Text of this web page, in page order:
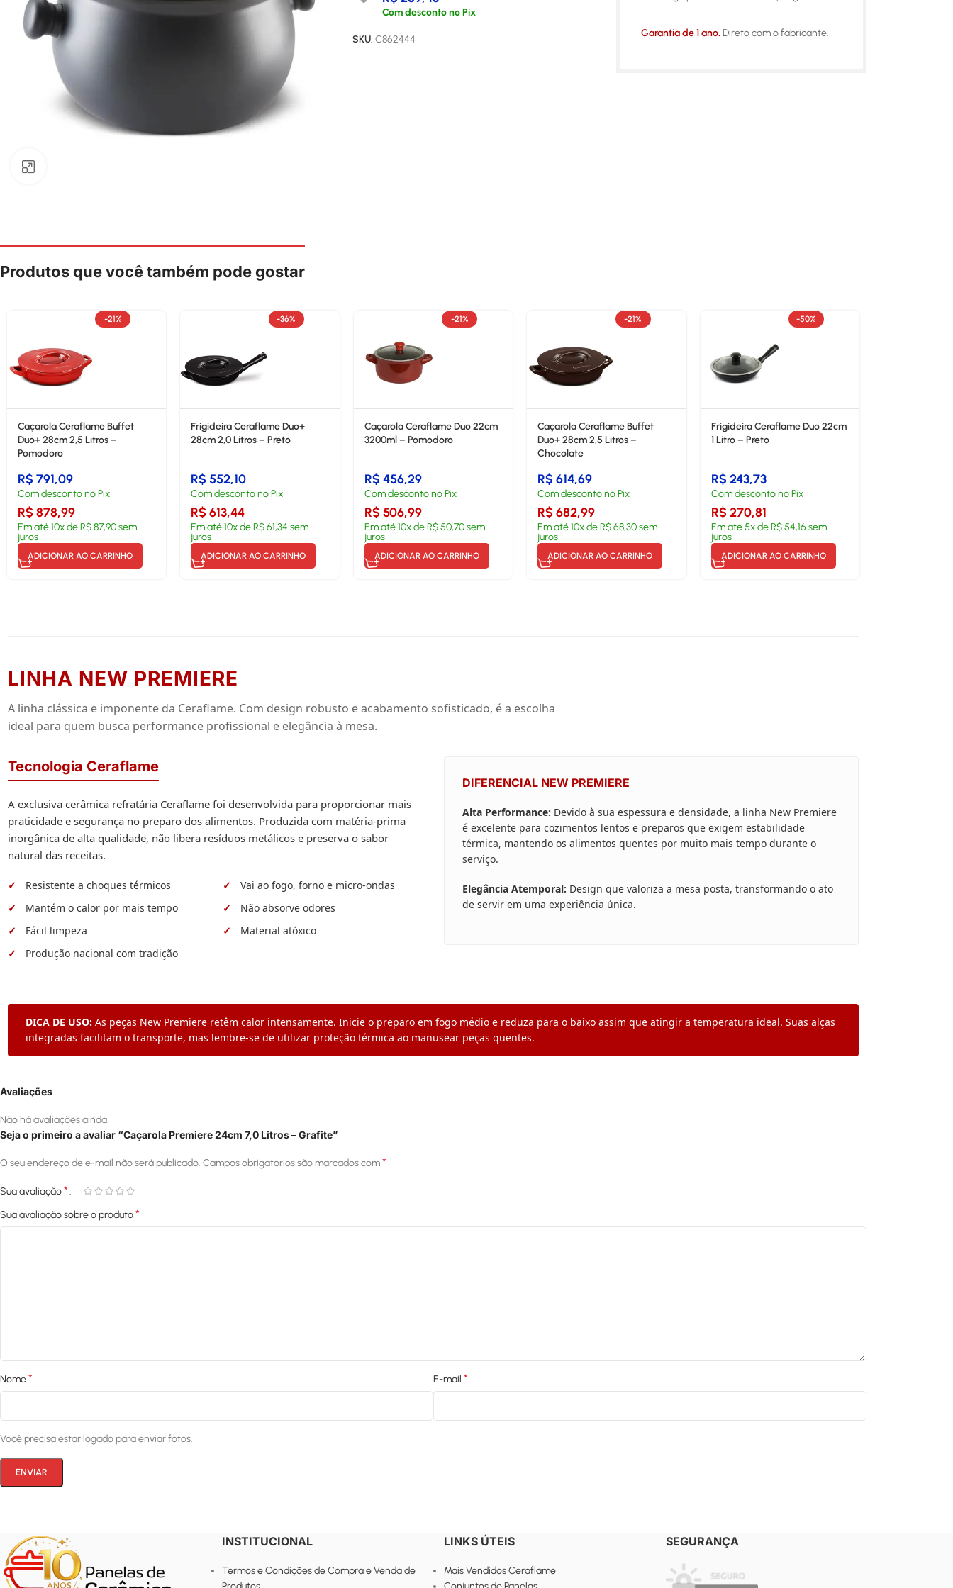
Com desconto no Pix
SKU: C862444
Garantia de 1 ano. Direto com o fabricante.
Produtos que você também pode gostar
-21%
Caçarola Ceraflame Buffet
Duo+ 28cm 2,5 Litros –
Pomodoro
R$791,09
Com desconto no Pix
R$878,99
Em até10x deR$87,90sem
juros
ADICIONAR AO CARRINHO
-36%
Frigideira Ceraflame Duo+
28cm 2,0 Litros – Preto
R$552,10
Com desconto no Pix
R$613,44
Em até10x deR$61,34 sem
juros
ADICIONAR AO CARRINHO
-21%
Caçarola Ceraflame Duo 22cm
3200ml – Pomodoro
R$456,29
Com desconto no Pix
R$506,99
Em até10x deR$50,70sem
juros
ADICIONAR AO CARRINHO
-21%
Caçarola Ceraflame Buffet
Duo+ 28cm 2,5 Litros –
Chocolate
R$614,69
Com desconto no Pix
R$682,99
Em até10x deR$68,30sem
juros
ADICIONAR AO CARRINHO
-50%
Frigideira Ceraflame Duo 22cm
1 Litro – Preto
R$243,73
Com desconto no Pix
R$270,81
Em até5x deR$54,16 sem
juros
ADICIONAR AO CARRINHO
LINHA NEW PREMIERE
A linha clássica e imponente da Ceraflame. Com design robusto e acabamento sofisticado, é a escolha
ideal para quem busca performance profissional e elegância à mesa.
Tecnologia Ceraflame
A exclusiva cerâmica refratária Ceraflame foi desenvolvida para proporcionar mais
praticidade e segurança no preparo dos alimentos. Produzida com matéria-prima
inorgânica de alta qualidade, não libera resíduos metálicos e preserva o sabor
natural das receitas.
Resistente a choques térmicos
Vai ao fogo, forno e micro-ondas
Mantém o calor por mais tempo
Não absorve odores
Fácil limpeza
Material atóxico
Produção nacional com tradição
DIFERENCIAL NEW PREMIERE
Alta Performance: Devido à sua espessura e densidade, a linha New Premiere
é excelente para cozimentos lentos e preparos que exigem estabilidade
térmica, mantendo os alimentos quentes por muito mais tempo durante o
serviço.
Elegância Atemporal: Design que valoriza a mesa posta, transformando o ato
de servir em uma experiência única.
DICA DE USO: As peças New Premiere retêm calor intensamente. Inicie o preparo em fogo médio e reduza para o baixo assim que atingir a temperatura ideal. Suas alças
integradas facilitam o transporte, mas lembre-se de utilizar proteção térmica ao manusear peças quentes.
Avaliações
Não há avaliações ainda.
Seja o primeiro a avaliar “Caçarola Premiere 24cm 7,0 Litros – Grafite”
O seu endereço de e-mail não será publicado. Campos obrigatórios são marcados com*
Sua avaliação*
Sua avaliação sobre o produto*
Nome* E-mail *
Você precisa estar logado para enviar fotos.
INSTITUCIONAL
Termos e Condições de Compra e Venda de
LINKS ÚTEIS
Mais Vendidos Ceraflame
SEGURANÇA